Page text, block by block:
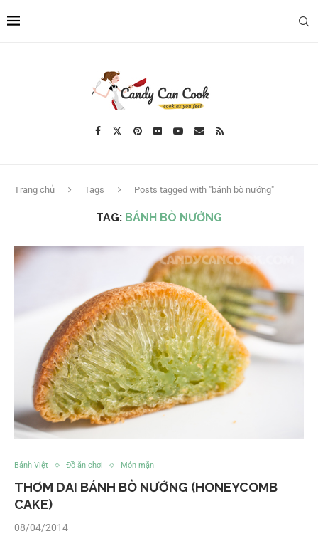
Trang chủ Tags Posts tagged with "bánh bò nướng"
TAG: BÁNH BÒ NƯỚNG
Bánh Việt Đồ ăn chơi Món mặn
THƠM DAI BÁNH BÒ NƯỚNG (HONEYCOMB
CAKE)
08/04/2014